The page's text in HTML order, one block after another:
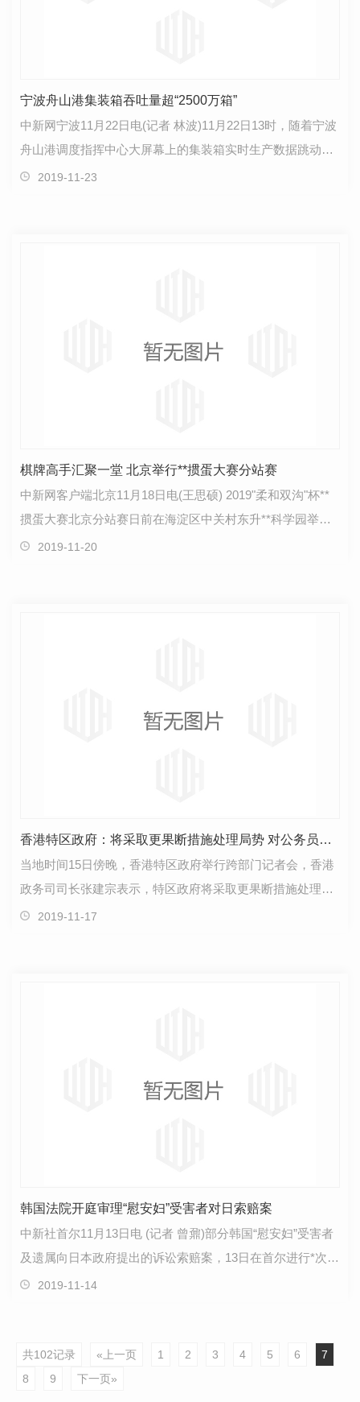
宁波舟山港集装箱吞吐量超“2500万箱”
中新网宁波11月22日电(记者 林波)11月22日13时，随着宁波
舟山港调度指挥中心大屏幕上的集装箱实时生产数据跳动
至“25000000.00”标准箱，宁波舟山港今年集装箱吞吐…
2019-11-23
棋牌高手汇聚一堂 北京举行**掼蛋大赛分站赛
中新网客户端北京11月18日电(王思硕) 2019"柔和双沟"杯**
掼蛋大赛北京分站赛日前在海淀区中关村东升**科学园举
行。本次赛事由200多名来自京城各行业的掼…
2019-11-20
香港特区政府：将采取更果断措施处理局势 对公务员违法零容忍
当地时间15日傍晚，香港特区政府举行跨部门记者会，香港
政务司司长张建宗表示，特区政府将采取更果断措施处理局
势。特区政府不允许任何人以市民的福祉作为要挟张建…
2019-11-17
韩国法院开庭审理“慰安妇”受害者对日索赔案
中新社首尔11月13日电 (记者 曾鼐)部分韩国“慰安妇”受害者
及遗属向日本政府提出的诉讼索赔案，13日在首尔进行*次庭
审。早在2016年，20名韩国“慰安妇”受害者及…
2019-11-14
共102记录 «上一页 1 2 3 4 5 6
7
8
9 下一页»